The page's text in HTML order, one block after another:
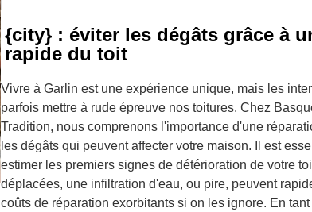
{city} : éviter les dégâts grâce à
rapide du toit
Vivre à Garlin est une expérience unique, mais les
parfois mettre à rude épreuve nos toitures. Chez
Tradition, nous comprenons l'importance d'une
les dégâts qui peuvent affecter votre maison. Il est
estimer les premiers signes de détérioration de votre
déplacées, une infiltration d'eau, ou pire, peuvent
coûts de réparation exorbitants si on les ignore. En